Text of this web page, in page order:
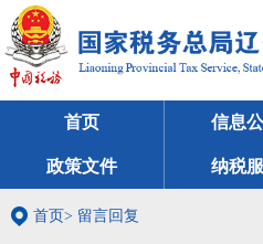
首页 信息
政策文件 纳税
首页> 留言回复